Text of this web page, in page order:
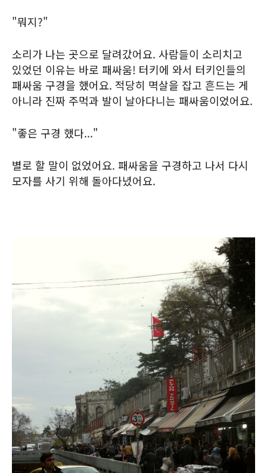
"뭐지?"
소리가 나는 곳으로 달려갔어요. 사람들이 소리치고
있었던 이유는 바로 패싸움! 터키에 와서 터키인들의
패싸움 구경을 했어요. 적당히 멱살을 잡고 흔드는 게
아니라 진짜 주먹과 발이 날아다니는 패싸움이었어요.
"좋은 구경 했다..."
별로 할 말이 없었어요. 패싸움을 구경하고 나서 다시
모자를 사기 위해 돌아다녔어요.